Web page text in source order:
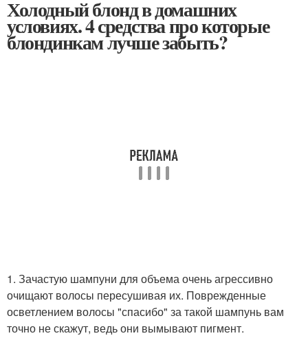
Холодный блонд в домашних
условиях. 4 средства про которые
блондинкам лучше забыть?
1. Зачастую шампуни для объема очень агрессивно
очищают волосы пересушивая их. Поврежденные
осветлением волосы "спасибо" за такой шампунь вам
точно не скажут, ведь они вымывают пигмент.